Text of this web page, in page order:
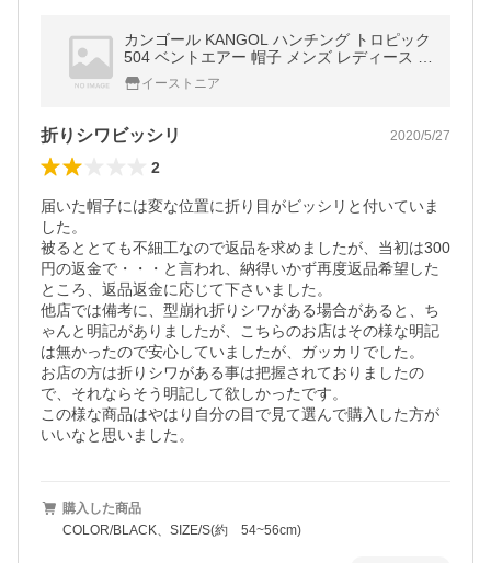
カンゴール KANGOL ハンチング トロピック
504 ベントエアー 帽子 メンズ レディース き
れいめ オシャレ 送料無料
イーストニア
折りシワビッシリ 2020/5/27
2
届いた帽子には変な位置に折り目がビッシリと付いていま
した。
被るととても不細工なので返品を求めましたが、当初は300
円の返金で・・・と言われ、納得いかず再度返品希望した
ところ、返品返金に応じて下さいました。
他店では備考に、型崩れ折りシワがある場合があると、ち
ゃんと明記がありましたが、こちらのお店はその様な明記
は無かったので安心していましたが、ガッカリでした。
お店の方は折りシワがある事は把握されておりましたの
で、それならそう明記して欲しかったです。
この様な商品はやはり自分の目で見て選んで購入した方が
いいなと思いました。
購入した商品
COLOR/BLACK、SIZE/S(約 54~56cm)